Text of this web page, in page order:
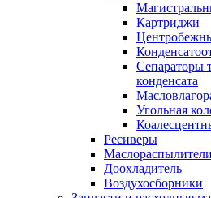
Картриджи
Сепараторы
конденсата
Угольная
Ресиверы
Маслораспылители
Доохладитель
Воздухосборники